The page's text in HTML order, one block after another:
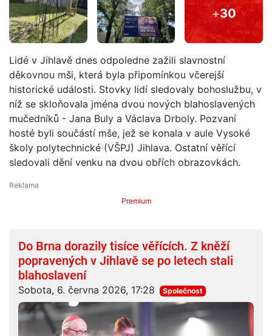
+30
Lidé v Jihlavě dnes odpoledne zažili slavnostní
děkovnou mši, která byla připomínkou včerejší
historické události. Stovky lidí sledovaly bohoslužbu, v
níž se skloňovala jména dvou nových blahoslavených
mučedníků - Jana Buly a Václava Drboly. Pozvaní
hosté byli součástí mše, jež se konala v aule Vysoké
školy polytechnické (VŠPJ) Jihlava. Ostatní věřící
sledovali dění venku na dvou obřích obrazovkách.
Premium
Do Brna dorazily tisíce věřících. Z kněží
popravených v Jihlavě se po letech stali
blahoslavení
Sobota, 6. června 2026, 17:28 Společnost